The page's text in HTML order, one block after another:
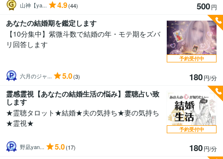
山神【ya... 4.9(44) 500円
あなたの結婚期を鑑定します
【10分集中】紫微斗数で結婚の年・モテ期をズバ
リ回答します
六月のジャ... 5.0(3) 180円/分
予約受付中
霊感霊視【あなたの結婚生活の悩み】霊聴占い致
します
★霊聴タロット★結婚★夫の気持ち★妻の気持ち
★霊視★
野凪yan... 5.0(17) 180円/分
予約受付中